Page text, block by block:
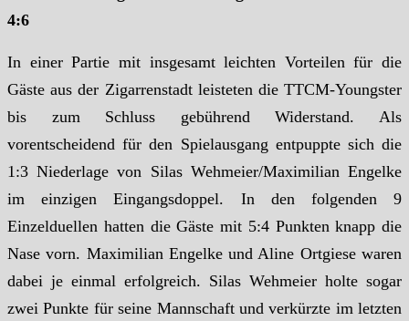
4:6
In einer Partie mit insgesamt leichten Vorteilen für die
Gäste aus der Zigarrenstadt leisteten die TTCM-Youngster
bis zum Schluss gebührend Widerstand. Als
vorentscheidend für den Spielausgang entpuppte sich die
1:3 Niederlage von Silas Wehmeier/Maximilian Engelke
im einzigen Eingangsdoppel. In den folgenden 9
Einzelduellen hatten die Gäste mit 5:4 Punkten knapp die
Nase vorn. Maximilian Engelke und Aline Ortgiese waren
dabei je einmal erfolgreich. Silas Wehmeier holte sogar
zwei Punkte für seine Mannschaft und verkürzte im letzten